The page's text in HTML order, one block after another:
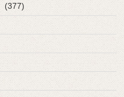
(377)